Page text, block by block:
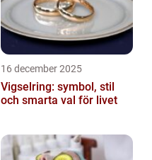
16 december 2025
Vigselring: symbol, stil
och smarta val för livet